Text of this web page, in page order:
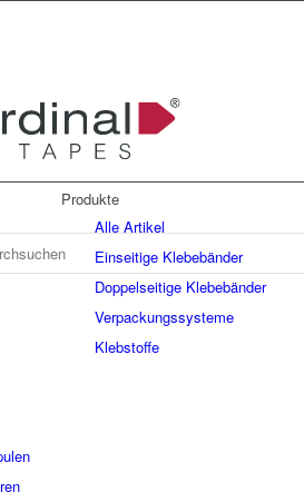
Produkte
Alle Artikel
Einseitige Klebebänder
Doppelseitige Klebebänder
Verpackungssysteme
Klebstoffe